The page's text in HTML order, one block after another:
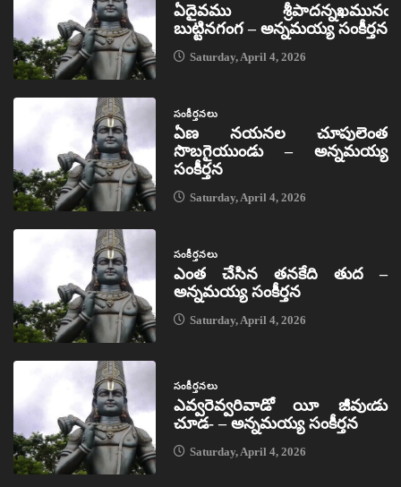
ఏదైవము శ్రీపాదన్నఖమునఁ
బుట్టినగంగ – అన్నమయ్య సంకీర్తన
Saturday, April 4, 2026
సంకీర్తనలు
ఏణ నయనల చూపులెంత
సొబగైయుండు – అన్నమయ్య
సంకీర్తన
Saturday, April 4, 2026
సంకీర్తనలు
ఎంత చేసిన తనకేది తుద –
అన్నమయ్య సంకీర్తన
Saturday, April 4, 2026
సంకీర్తనలు
ఎవ్వరెవ్వరివాడో యీ జీవుఁడు
చూడ- – అన్నమయ్య సంకీర్తన
Saturday, April 4, 2026